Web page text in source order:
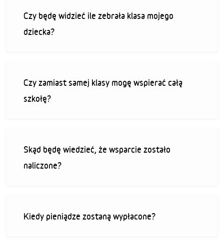
Czy będę widzieć ile zebrała klasa mojego
dziecka?
Czy zamiast samej klasy mogę wspierać całą
szkołę?
Skąd będę wiedzieć, że wsparcie zostało
naliczone?
Kiedy pieniądze zostaną wypłacone?